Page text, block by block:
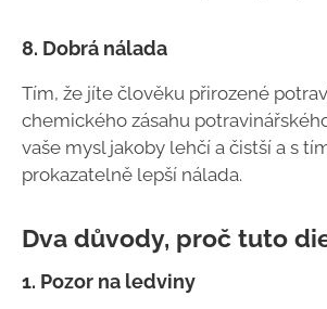
8. Dobrá nálada
Tím, že jíte člověku přirozené
chemického zásahu
vaše mysl jakoby lehčí a čistší a s
prokazatelně lepší nálada.
Dva důvody, proč tuto
1. Pozor na ledviny